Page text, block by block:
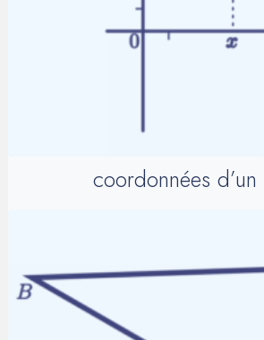
coordonnées